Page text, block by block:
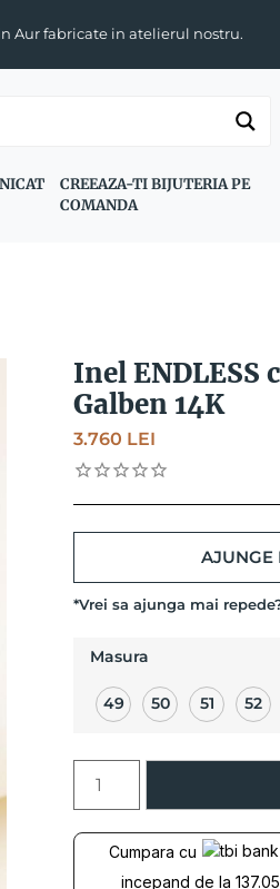
Aur fabricate in atelierul nostru.
CREEAZA-TI BIJUTERIA PE
COMANDA
Inel ENDLESS
Galben 14K
3.760 LEI
AJUNGE
*Vrei sa ajunga mai
Masura
49 50 51 52
Inel
ENDLESS
cu
Safire
Cumpara cu
incepand de la 137.05